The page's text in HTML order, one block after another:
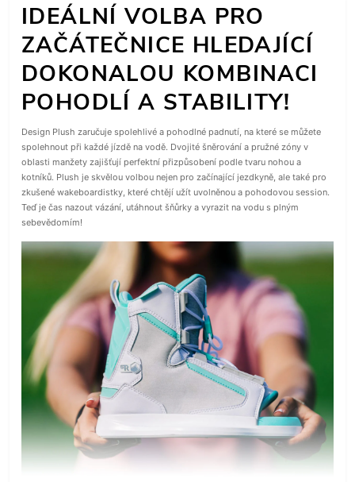
IDEÁLNÍ VOLBA PRO
ZAČÁTEČNICE HLEDAJÍCÍ
DOKONALOU KOMBINACI
POHODLÍ A STABILITY!
Design Plush zaručuje spolehlivé a pohodlné padnutí, na které se můžete
spolehnout při každé jízdě na vodě. Dvojité šněrování a pružné zóny v
oblasti manžety zajišťují perfektní přizpůsobení podle tvaru nohou a
kotníků. Plush je skvělou volbou nejen pro začínající jezdkyně, ale také pro
zkušené wakeboardistky, které chtějí užít uvolněnou a pohodovou session.
Teď je čas nazout vázání, utáhnout šňůrky a vyrazit na vodu s plným
sebevědomím!